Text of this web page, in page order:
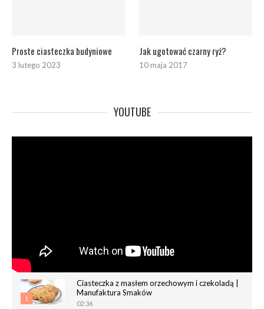
Proste ciasteczka budyniowe
3 lutego 2023
Jak ugotować czarny ryż?
10 maja 2017
YOUTUBE
1
Ciasteczka z masłem orzechowym i czekoladą |
Manufaktura Smaków
02:36